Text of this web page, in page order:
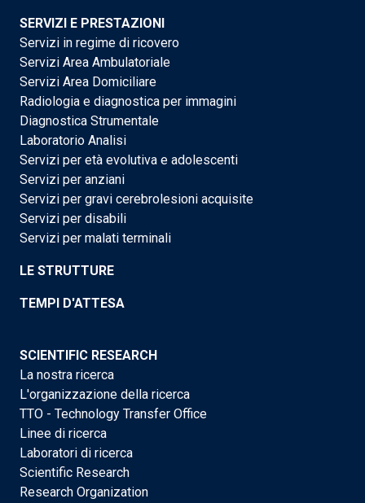
SERVIZI E PRESTAZIONI
Servizi in regime di ricovero
Servizi Area Ambulatoriale
Servizi Area Domiciliare
Radiologia e diagnostica per immagini
Diagnostica Strumentale
Laboratorio Analisi
Servizi per età evolutiva e adolescenti
Servizi per anziani
Servizi per gravi cerebrolesioni acquisite
Servizi per disabili
Servizi per malati terminali
LE STRUTTURE
TEMPI D'ATTESA
SCIENTIFIC RESEARCH
La nostra ricerca
L'organizzazione della ricerca
TTO - Technology Transfer Office
Linee di ricerca
Laboratori di ricerca
Scientific Research
Research Organization